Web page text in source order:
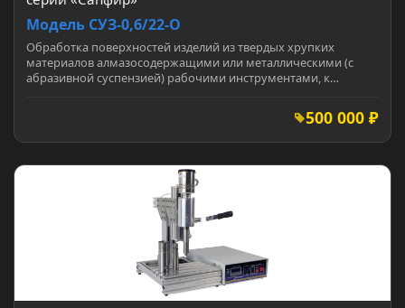
Модель СУЗ-0,6/22-О
Обработка поверхностей изделий из твердых хрупких
материалов алмазосодержащими или металлическими (с
абразивной суспензией) рабочими инструментами, к…
500 000 ₽